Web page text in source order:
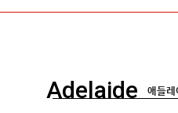
Adelaide 애들